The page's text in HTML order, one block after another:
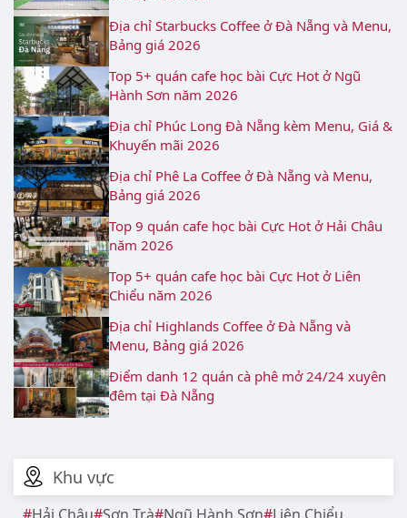
Khu vực
Hải Châu Sơn Trà Ngũ Hành Sơn Liên Chiểu
Địa chỉ Starbucks Coffee ở Đà Nẵng và Menu,
Bảng giá 2026
Top 5+ quán cafe học bài Cực Hot ở Ngũ
Hành Sơn năm 2026
Địa chỉ Phúc Long Đà Nẵng kèm Menu, Giá &
Khuyến mãi 2026
Địa chỉ Phê La Coffee ở Đà Nẵng và Menu,
Bảng giá 2026
Top 9 quán cafe học bài Cực Hot ở Hải Châu
năm 2026
Top 5+ quán cafe học bài Cực Hot ở Liên
Chiểu năm 2026
Địa chỉ Highlands Coffee ở Đà Nẵng và
Menu, Bảng giá 2026
Điểm danh 12 quán cà phê mở 24/24 xuyên
đêm tại Đà Nẵng